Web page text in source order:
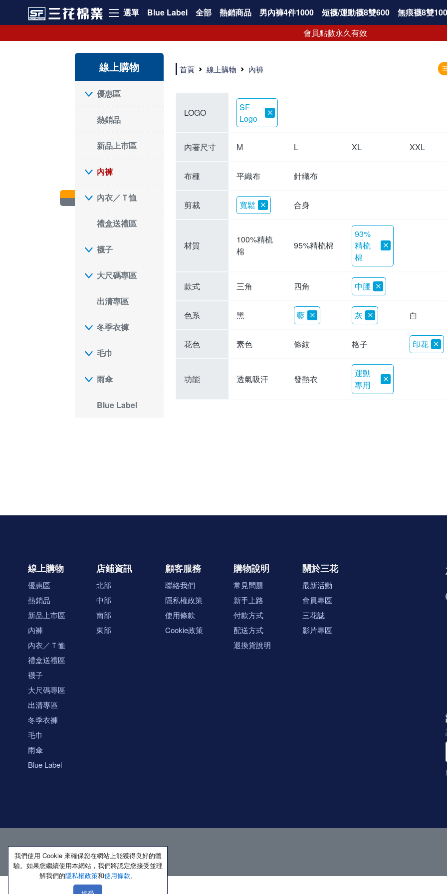
選單 Blue Label 全部 熱銷商品 男內褲4件1000 短襪/運動襪8雙600 無痕襪8雙
會員點數永久有效
線上購物
優惠區
熱銷品
新品上市區
內褲
內衣／Ｔ恤
禮盒送禮區
襪子
大尺碼專區
出清專區
冬季衣褲
毛巾
雨傘
Blue Label
選擇內褲、平口褲、純棉內褲首重品質。舒適、透氣的內褲、平口褲、純棉內褲能影響健康，須謹慎挑選。三花內褲透氣不悶，值得信賴！
三花內褲、平口褲、純棉內褲50年來持續升級，符合人體工學設計，柔軟無勒痕的鬆緊帶。三花內褲是肌膚好友，口碑熱銷！
選擇內褲首重品質。三花內褲50年來不斷升級，證明其卓越品質。符合人體工學剪裁，柔軟無痕鬆緊帶，是必買首選。兼具品質與外型，與肌膚零感接觸，穿著舒適，看來有質感。三花內褲設計獨特，質料優良，專業剪裁，呵護肌膚。新鮮高品質棉材製成，多款選擇，耐洗耐穿，三花內褲絕對首選。
"內褲購買及使用經驗網友來信分享 近年來，我經常在大型連鎖賣場如佳瑪、美華泰等地看到三花內褲的展示。最近一兩年，甚至百貨公司及街頭店鋪都開始大量出現三花專櫃或專賣店。我猜測，這應該是三花在營運策略上的調整，才使得這些改變成為現實。 本來，三花內褲一直是消費者選購內褲時的熱門選項之一。內褲櫃點的增多使我更加注意到這個品牌，因此我在選購內褲時，特意多研究了一下三花內褲的設計。 先從內褲外層包裝談起，有些內褲有PP袋包裝，有些則沒有。雖然這是一件小事，但我發現朋友們中有人會介意內褲包裝沒有PP袋。他們認為沒有PP袋會使包裝不夠精美。對我來說，有PP袋確實能提升包裝的精緻度，但內褲不裝PP袋其實也算是環保。所以，這就看每個人對內褲包裝的需求和感受了。 每次購買內褲時，我都會特別帶一件五片式剪裁的內褲。三花的平口內褲被稱為全國第一件五片式剪裁內褲，這話應該不是隨便說說的，畢竟三花是一個擁有超過50年歷史的老品牌，專注於研發和改良內褲。當初，我覺得這種設計有些花俏，只是圖個新鮮買來試試，結果發現內褲多一片真的有其優勢，尤其是減少了內褲卡屁的次數。雖然這個狀況不可能完全消失，但大大增加了穿著的舒適度。 三花內褲的價格也在我能接受的範圍內，因此它逐漸成為我的心頭好。此外，內褲選購時的另一個重要因素是鬆緊帶。看內褲是否舊了，第一眼通常看鬆緊帶。故意或不小心露出內褲褲頭的時候，印象分數也是由鬆緊帶決定的。 很多內褲品牌強調鬆緊帶的造型及花樣，這類內褲非常適合一些特殊場合，如單身聯誼或約會時穿著，能夠加分不少。日常使用的內褲則建議選擇鬆緊帶不易鬆垮的，花樣其次。三花特別強調內褲鬆緊帶的耐洗度，而其他品牌鮮少提及這一點。 分場合選擇內褲是我的習慣。特殊場合內褲要講究一點，但平日則需要選擇鬆緊帶有保障的內褲。畢竟，內褲是每天陪伴我們超過12個小時的衣物，找到適合自己且耐洗耐穿高CP值的內褲才是最明智的選擇。 內褲畢竟是消耗品，定期更換非常重要。如果內褲沾染到髒污或處於潮濕的環境，就不應該撐太久。這是因為內褲長期接觸身體的重要部位，所以選擇和保養都要謹慎。 以上是我個人的內褲使用分享，並非業配，不代表任何人的立場。內褲還是要以自身體驗最為準確。希望大家都能找到適合自己的內褲，並多多支持台灣品牌。"
首頁 線上購物 內褲
LOGO
SF
Logo
內著尺寸 M L XL XXL
布種 平織布 針織布
剪裁 寬鬆 合身
材質
100%精梳
棉
95%精梳棉
93%
精梳
棉
款式 三角 四角 中腰
色系 黑 藍 灰 白
花色 素色 條紋 格子 印花
功能 透氣吸汗 發熱衣
運動
專用
線上購物
優惠區
熱銷品
新品上市區
內褲
內衣／Ｔ恤
禮盒送禮區
襪子
大尺碼專區
出清專區
冬季衣褲
毛巾
雨傘
Blue Label
店鋪資訊
北部
中部
南部
東部
顧客服務
聯絡我們
隱私權政策
使用條款
Cookie政策
購物說明
常見問題
新手上路
付款方式
配送方式
退換貨說明
關於三花
最新活動
會員專區
三花誌
影片專區
我們使用 Cookie 來確保您在網站上能獲得良好的體
驗。如果您繼續使用本網站，我們將認定您接受並理
解我們的隱私權政策和使用條款。